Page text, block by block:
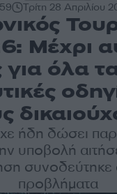
Τρίτη 28 Απριλίου
Μέχρι
για όλα
ήδη δώσει
υποβολή
συνοδεύτηκε
προβλήματα